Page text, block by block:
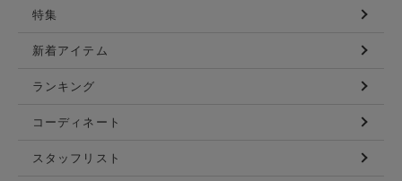
特集
新着アイテム
ランキング
コーディネート
スタッフリスト